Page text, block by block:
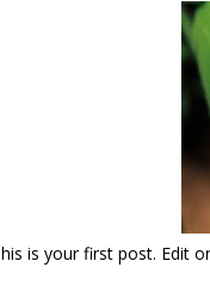
is your first post. Edit